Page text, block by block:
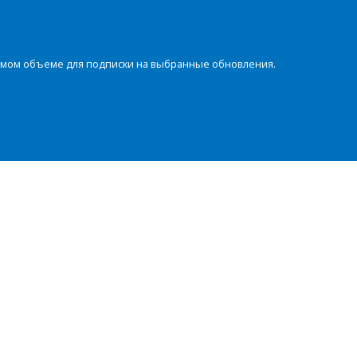
объеме для подписки на выбранные обновления.